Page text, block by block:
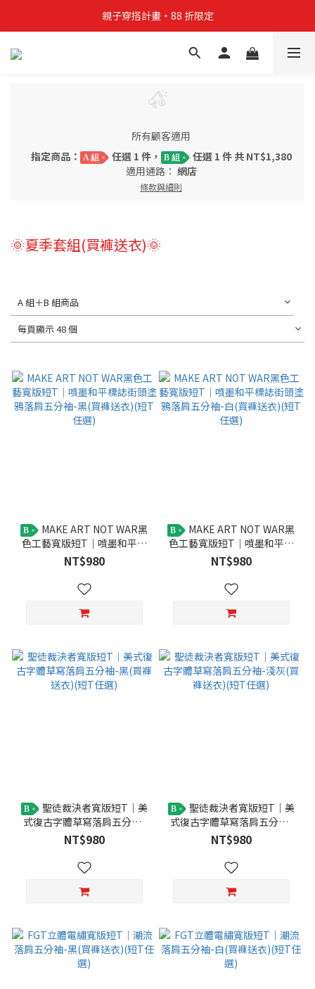
親子穿搭計畫・88 折限定
親子穿搭計畫・88 折限定
貼身補貨計畫  任選 6 件 $888
親子穿搭計畫・88 折限定
所有顧客適用
指定商品：
A 組 任選 1 件， B 組
任選 1 件 共 NT$1,380
適用通路： 網店
條款與細則
🌞夏季套組(買褲送衣)🌞
A 組＋B 組商品
每頁顯示 48 個
B
色工藝寬版短T｜噴墨和平標
誌街頭塗鴉落肩五分袖-黑(買
褲送衣)(短T任選)
NT$980
B
色工藝寬版短T｜噴墨和平標
誌街頭塗鴉落肩五分袖-白(買
褲送衣)(短T任選)
NT$980
B
式復古字體草寫落肩五分袖-
黑(買褲送衣)(短T任選)
NT$980
B
式復古字體草寫落肩五分袖-
淺灰(買褲送衣)(短T任選)
NT$980